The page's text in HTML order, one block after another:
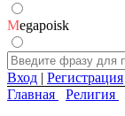
Megapoisk
Вход | Регистрация
Главная
Религия